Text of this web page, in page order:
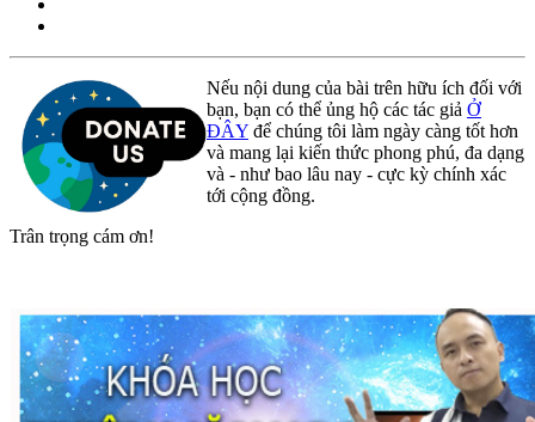
Nếu nội dung của bài trên hữu ích đối với
bạn, bạn có thể ủng hộ các tác giả Ở
ĐÂY để chúng tôi làm ngày càng tốt hơn
và mang lại kiến thức phong phú, đa dạng
và - như bao lâu nay - cực kỳ chính xác
tới cộng đồng.
Trân trọng cám ơn!